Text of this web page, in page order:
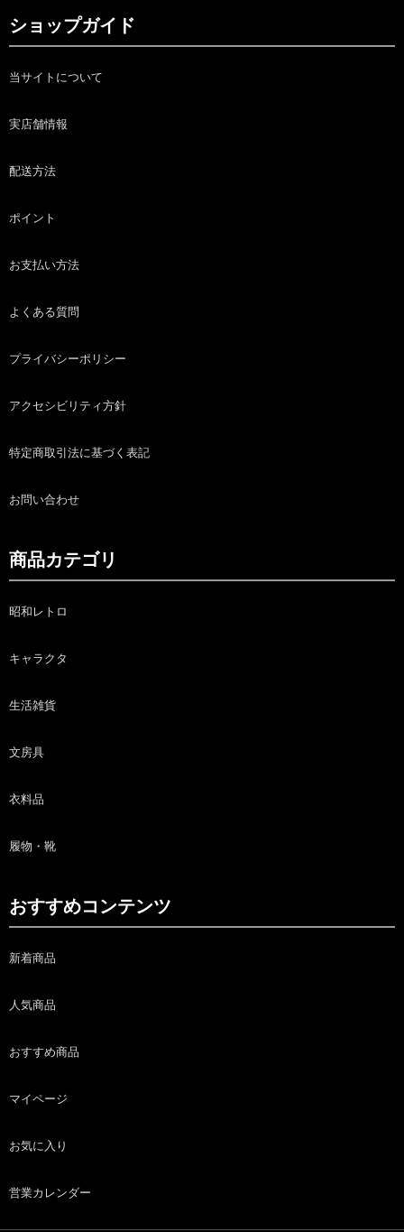
ショップガイド
当サイトについて
実店舗情報
配送方法
ポイント
お支払い方法
よくある質問
プライバシーポリシー
アクセシビリティ方針
特定商取引法に基づく表記
お問い合わせ
商品カテゴリ
昭和レトロ
キャラクタ
生活雑貨
文房具
衣料品
履物・靴
おすすめコンテンツ
新着商品
人気商品
おすすめ商品
マイページ
お気に入り
営業カレンダー